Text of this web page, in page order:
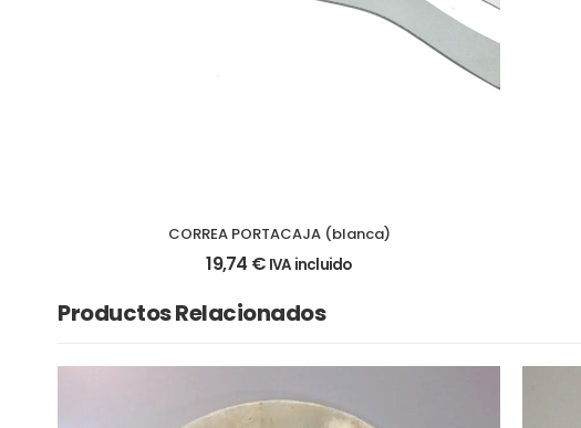
CORREA PORTACAJA (blanca)
19,74 € IVA incluido
Productos Relacionados